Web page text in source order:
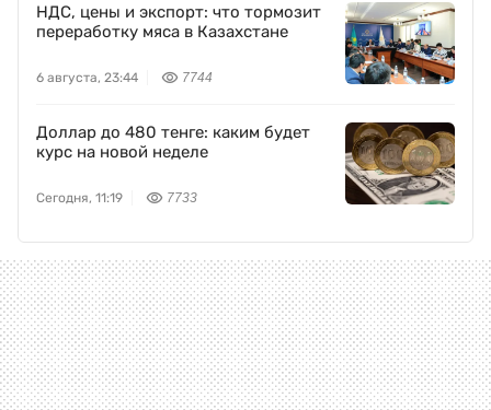
НДС, цены и экспорт: что тормозит
переработку мяса в Казахстане
6 августа, 23:44 7744
Доллар до 480 тенге: каким будет
курс на новой неделе
Сегодня, 11:19 7733